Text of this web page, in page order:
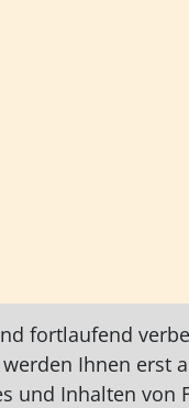
fortlaufend
Ihnen
und Inhalten von